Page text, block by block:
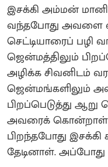
இசக்கி அம்மன் மானிட
வந்தபோது அவளை
செட்டியாரைப் பழி
ஜென்மத்திலும்
அழிக்க சிவனிடம்
ஜென்மங்களிலும்
பிறப்பெடுத்து
அவரைக் கொன்றாள்.
பிறந்தபோது
தேடினாள்.